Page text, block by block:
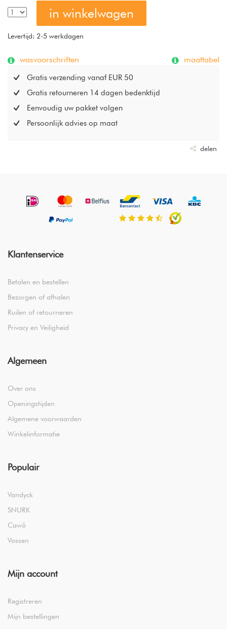
in winkelwagen
Levertijd: 2-5 werkdagen
wasvoorschriften maattabel
Gratis verzending vanaf EUR 50
Gratis retourneren 14 dagen bedenktijd
Eenvoudig uw pakket volgen
Persoonlijk advies op maat
delen
Klantenservice
Betalen en bestellen
Bezorgen of afhalen
Ruilen of retourneren
Privacy en Veiligheid
Algemeen
Over ons
Openingstijden
Algemene voorwaarden
Winkelinformatie
Populair
Vandyck
SNURK
Cawö
Vossen
Mijn account
Registreren
Mijn bestellingen